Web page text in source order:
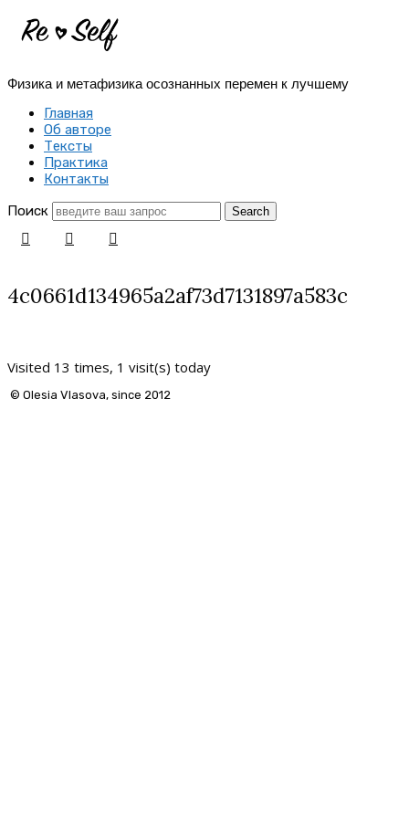
Re-
|
Создай
себя
заново
Физика и метафизика осознанных перемен к лучшему
Главная
Об авторе
Тексты
Практика
Контакты
Поиск
4c0661d134965a2af73d7131897a583c
Visited 13 times, 1 visit(s) today
© Olesia Vlasova, since 2012